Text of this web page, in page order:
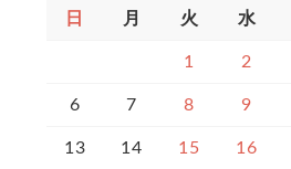
日 月 火 水
1 2
6 7 8 9
13 14 15 16